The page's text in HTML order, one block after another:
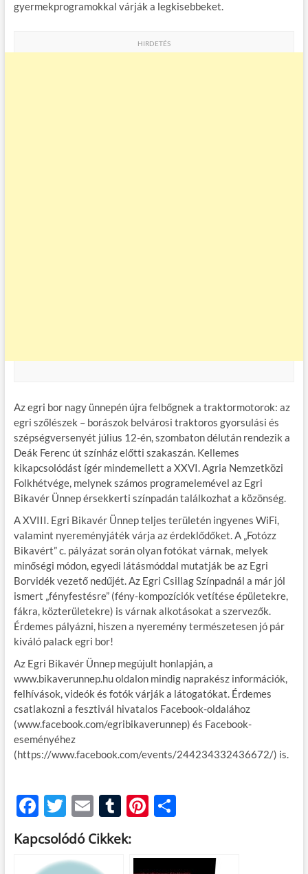
gyermekprogramokkal várják a legkisebbeket.
HIRDETÉS
Az egri bor nagy ünnepén újra felbőgnek a traktormotorok: az
egri szőlészek – borászok belvárosi traktoros gyorsulási és
szépségversenyét július 12-én, szombaton délután rendezik a
Deák Ferenc út színház előtti szakaszán. Kellemes
kikapcsolódást ígér mindemellett a XXVI. Agria Nemzetközi
Folkhétvége, melynek számos programelemével az Egri
Bikavér Ünnep érsekkerti színpadán találkozhat a közönség.
A XVIII. Egri Bikavér Ünnep teljes területén ingyenes WiFi,
valamint nyereményjáték várja az érdeklődőket. A „Fotózz
Bikavért” c. pályázat során olyan fotókat várnak, melyek
minőségi módon, egyedi látásmóddal mutatják be az Egri
Borvidék vezető nedűjét. Az Egri Csillag Színpadnál a már jól
ismert „fényfestésre” (fény-kompozíciók vetítése épületekre,
fákra, közterületekre) is várnak alkotásokat a szervezők.
Érdemes pályázni, hiszen a nyeremény természetesen jó pár
kiváló palack egri bor!
Az Egri Bikavér Ünnep megújult honlapján, a
www.bikaverunnep.hu oldalon mindig naprakész információk,
felhívások, videók és fotók várják a látogatókat. Érdemes
csatlakozni a fesztivál hivatalos Facebook-oldalához
(www.facebook.com/egribikaverunnep) és Facebook-
eseményéhez
(https://www.facebook.com/events/244234332436672/) is.
F
ac
e
T
w
itt
E
m
ail
T
u
m
Pi O
Kapcsolódó Cikkek: